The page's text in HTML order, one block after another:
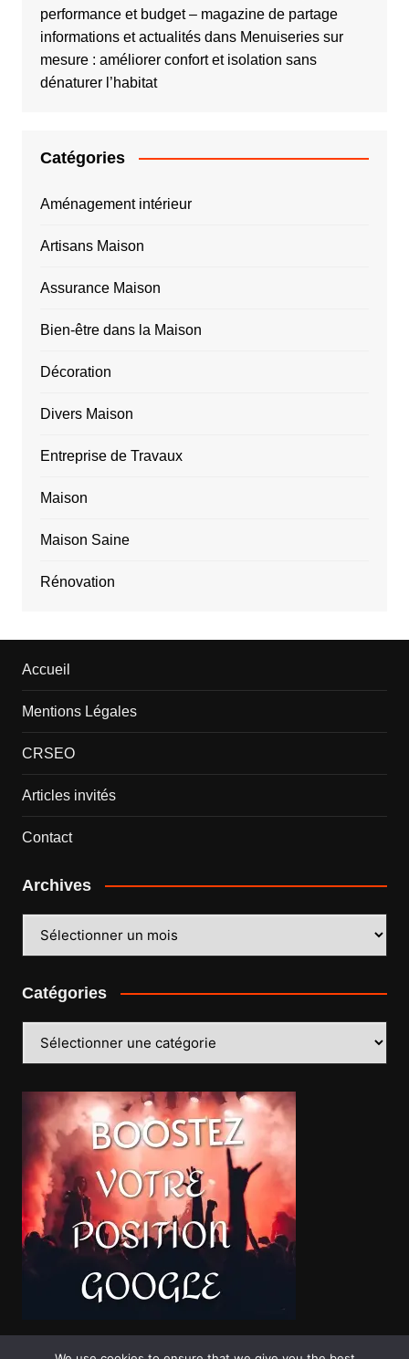
performance et budget – magazine de partage
informations et actualitésdans Menuiseries sur
mesure : améliorer confort et isolation sans
dénaturer l’habitat
Catégories
Aménagement intérieur
Artisans Maison
Assurance Maison
Bien-être dans la Maison
Décoration
Divers Maison
Entreprise de Travaux
Maison
Maison Saine
Rénovation
Accueil
Mentions Légales
CRSEO
Articles invités
Contact
Archives
Catégories